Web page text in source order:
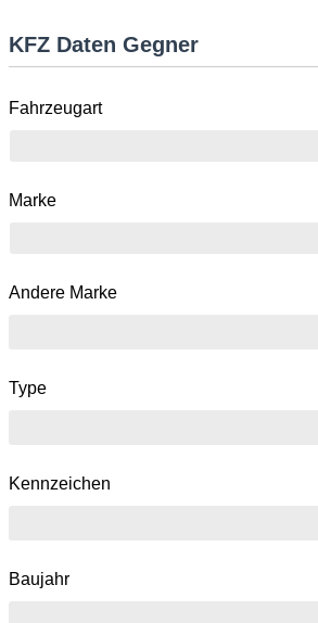
KFZ Daten Gegner
Fahrzeugart
Marke
Andere Marke
Type
Kennzeichen
Baujahr